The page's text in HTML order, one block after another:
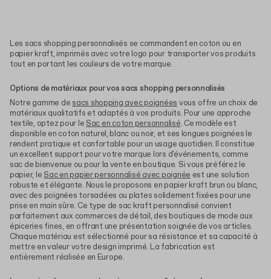
Les sacs shopping personnalisés se commandent en coton ou en
papier kraft, imprimés avec votre logo pour transporter vos produits
tout en portant les couleurs de votre marque.
Options de matériaux pour vos sacs shopping personnalisés
Notre gamme de sacs shopping avec poignées vous offre un choix de
matériaux qualitatifs et adaptés à vos produits. Pour une approche
textile, optez pour le Sac en coton personnalisé. Ce modèle est
disponible en coton naturel, blanc ou noir, et ses longues poignées le
rendent pratique et confortable pour un usage quotidien. Il constitue
un excellent support pour votre marque lors d'événements, comme
sac de bienvenue ou pour la vente en boutique. Si vous préférez le
papier, le Sac en papier personnalisé avec poignée est une solution
robuste et élégante. Nous le proposons en papier kraft brun ou blanc,
avec des poignées torsadées ou plates solidement fixées pour une
prise en main sûre. Ce type de sac kraft personnalisé convient
parfaitement aux commerces de détail, des boutiques de mode aux
épiceries fines, en offrant une présentation soignée de vos articles.
Chaque matériau est sélectionné pour sa résistance et sa capacité à
mettre en valeur votre design imprimé. La fabrication est
entièrement réalisée en Europe.